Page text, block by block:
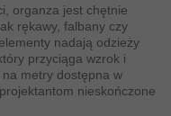
organza jest chętnie
rękawy, falbany czy
nadają odzieży
przyciąga wzrok i
metry dostępna w
nieskończone